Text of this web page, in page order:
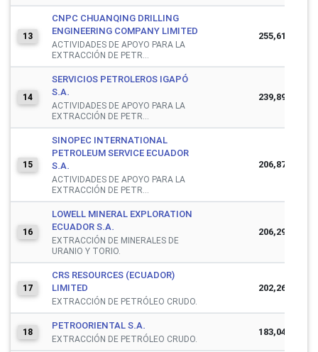
13
CNPC CHUANQING DRILLING
ENGINEERING COMPANY LIMITED
ACTIVIDADES DE APOYO PARA LA
EXTRACCIÓN DE PETR...
255,619,267
14
SERVICIOS PETROLEROS IGAPÓ
S.A.
ACTIVIDADES DE APOYO PARA LA
EXTRACCIÓN DE PETR...
239,896,446
15
SINOPEC INTERNATIONAL
PETROLEUM SERVICE ECUADOR
S.A.
ACTIVIDADES DE APOYO PARA LA
EXTRACCIÓN DE PETR...
206,873,897
16
LOWELL MINERAL EXPLORATION
ECUADOR S.A.
EXTRACCIÓN DE MINERALES DE
URANIO Y TORIO.
206,292,816
17
CRS RESOURCES (ECUADOR)
LIMITED
EXTRACCIÓN DE PETRÓLEO CRUDO.
202,267,906
18
PETROORIENTAL S.A.
EXTRACCIÓN DE PETRÓLEO CRUDO.
183,043,490